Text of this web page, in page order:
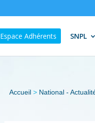
Espace Adhérents SNPL
Accueil> National -